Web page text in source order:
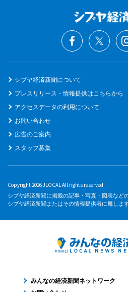
シブヤ経済新聞について
プレスリリース・情報提供はこちらから
アクセスデータの利用について
お問い合わせ
広告のご案内
スタッフ募集
Copyright 2026 JLOCAL All rights reserved.
シブヤ経済新聞に掲載の記事・写真・図表など
シブヤ経済新聞またはその情報提供者に属します
みんなの経済新聞ネットワーク